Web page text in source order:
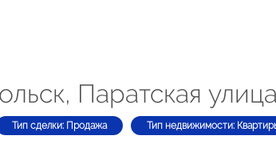
Паратская
Тип сделки: Продажа Тип недвижимости: